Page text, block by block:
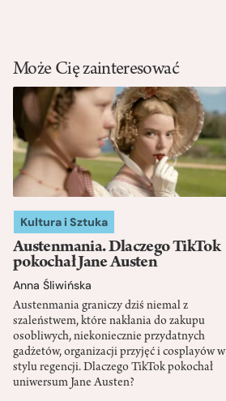
Może Cię zainteresować
Kultura i Sztuka
Austenmania. Dlaczego TikTok
pokochał Jane Austen
Anna Śliwińska
Austenmania graniczy dziś niemal z
szaleństwem, które nakłania do zakupu
osobliwych, niekoniecznie przydatnych
gadżetów, organizacji przyjęć i cosplayów w
stylu regencji. Dlaczego TikTok pokochał
uniwersum Jane Austen?